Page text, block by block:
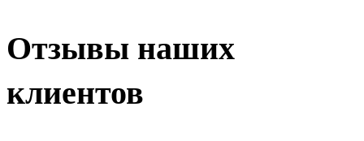
Отзывы наших
клиентов